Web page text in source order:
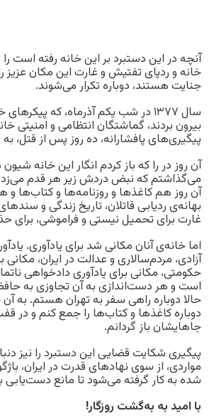
آنچه در این دستبرد بر این خانه رفته است
خانه و ردپای تفتیش و غارت این مکان عزیز
جنایت‌‌ هستند، دوباره تکرار می‌شوند.
سال ۱۳۷۷ در شب یکم آذرماه، که
بیرون بردند، گماشتگان انتظامی و امنیتی
پیگیری‌های پافشارانه، ده روز پس از قتل،
آن روز در را که باز کردم انگار این خانه
می‌گذاشتم که نبض دردش زیر هر قدم می‌زد.
آن روز هم کاغذها و روزنامه‌ها و کتاب‌ها
بهانه‌ی ردیابی قاتلان، تاریخ زندگی و
غارت برای تحمیل نیستی و فراموشی، برای
اما خانه‌ی آنان مکانی شد برای یادآوری.
آزادی، مردم‌سالاری و عدالت در ایران،
حکومتی، مکانی برای یادآوری دادخواهی
است و هر دست‌اندازی به آن تجاوزی به
حالا دوباره راهی سفر به تهران هستم. به
دوباره کاغذها و کتاب‌ها را جمع کنم و در
جاهایشان باز گردانم.
پیگیری شکایت قضایی این دستبرد را نیز
مواردی، از سوی نهادهای قدرت در ایران،
شده به کار گرفته می‌شود تا مانع
با امید به‌ به‌گشت روزگار!